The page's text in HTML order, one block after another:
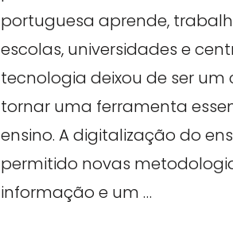
portuguesa aprende,
escolas, universidades e
tecnologia deixou de ser
tornar uma ferramenta
ensino. A digitalização do
permitido novas
informação e um …